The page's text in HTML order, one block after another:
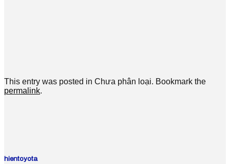
This entry was posted in Chưa phân loại. Bookmark the
permalink.
hientoyota